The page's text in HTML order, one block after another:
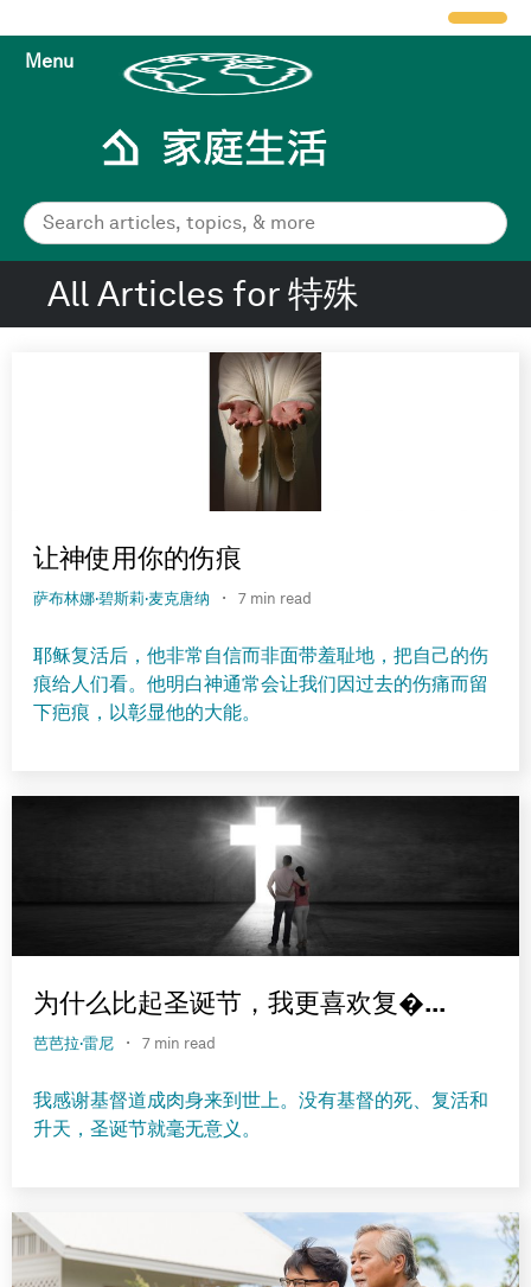
Menu
All Articles for 特殊
让神使用你的伤痕
萨布林娜·碧斯莉·麦克唐纳 · 7 min read
耶稣复活后，他非常自信而非面带羞耻地，把自己的伤
痕给人们看。他明白神通常会让我们因过去的伤痛而留
下疤痕，以彰显他的大能。
为什么比起圣诞节，我更喜欢复�...
芭芭拉·雷尼 · 7 min read
我感谢基督道成肉身来到世上。没有基督的死、复活和
升天，圣诞节就毫无意义。